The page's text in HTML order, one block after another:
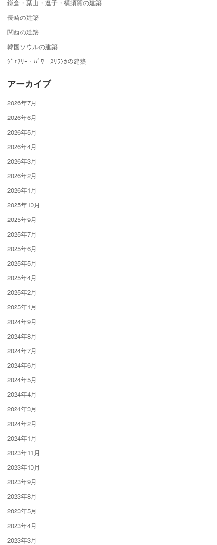
鎌倉・葉山・逗子・横須賀の建築
長崎の建築
関西の建築
韓国ソウルの建築
ｼﾞｪﾌﾘｰ・ﾊﾞﾜ ｽﾘﾗﾝｶの建築
アーカイブ
2026年7月
2026年6月
2026年5月
2026年4月
2026年3月
2026年2月
2026年1月
2025年10月
2025年9月
2025年7月
2025年6月
2025年5月
2025年4月
2025年2月
2025年1月
2024年9月
2024年8月
2024年7月
2024年6月
2024年5月
2024年4月
2024年3月
2024年2月
2024年1月
2023年11月
2023年10月
2023年9月
2023年8月
2023年5月
2023年4月
2023年3月